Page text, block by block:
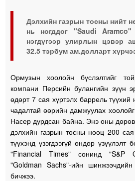
Дэлхийн газрын тосны нийт
нь ногддог "Saudi
нэгдүгээр улирлын цэвэр
32.5 тэрбум ам.долларт
Ормузын хоолойн бүслэлтийг
компани Персийн булангийн зүүн
өдөрт 7 сая хүртэлх баррель
чадалтай өөрийн дамжуулах
Насер дурдсан байна. Энэ оны
дэлхийн газрын тосны нөөц 200
түүхэнд үзэгдээгүй өндөр үзүүлэлт
"Financial Times" сонинд "S&P
"Goldman Sachs"-ийн
бичжээ.